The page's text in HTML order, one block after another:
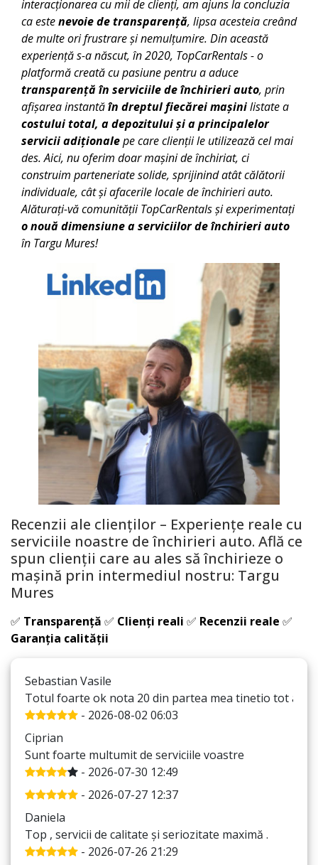
interacționarea cu mii de clienți, am ajuns la concluzia
ca estenevoie de transparență, lipsa acesteia creând
de multe ori frustrare și nemulțumire. Din această
experiență s-a născut, în 2020, TopCarRentals - o
platformă creată cu pasiune pentru a aduce
transparență în serviciile de închirieri auto, prin
afișarea instantăîn dreptul fiecărei mașinilistate a
costului total, a depozitului și a principalelor
servicii adiționalepe care clienții le utilizează cel mai
des. Aici, nu oferim doar mașini de închiriat, ci
construim parteneriate solide, sprijinind atât călătorii
individuale, cât și afacerile locale de închirieri auto.
Alăturați-vă comunității TopCarRentals și experimentați
o nouă dimensiune a serviciilor de închirieri auto
în Targu Mures!
Recenzii ale clienților – Experiențe reale cu
serviciile noastre de închirieri auto. Află ce
spun clienții care au ales să închirieze o
mașină prin intermediul nostru: Targu
Mures
✅ Transparență ✅ Clienți reali ✅ Recenzii reale ✅
Garanția calității
Sebastian Vasile
Totul foarte ok nota 20 din partea mea tinetio tot asa
- 2026-08-02 06:03
Ciprian
Sunt foarte multumit de serviciile voastre
- 2026-07-30 12:49
- 2026-07-27 12:37
Daniela
Top , servicii de calitate și seriozitate maximă .
- 2026-07-26 21:29